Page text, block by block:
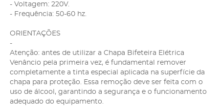
- Voltagem: 220V.
- Frequência: 50-60 hz.
ORIENTAÇÕES
-
Atenção: antes de utilizar a Chapa Bifeteira Elétrica
Venâncio pela primeira vez, é fundamental remover
completamente a tinta especial aplicada na superfície da
chapa para proteção. Essa remoção deve ser feita com o
uso de álcool, garantindo a segurança e o funcionamento
adequado do equipamento.